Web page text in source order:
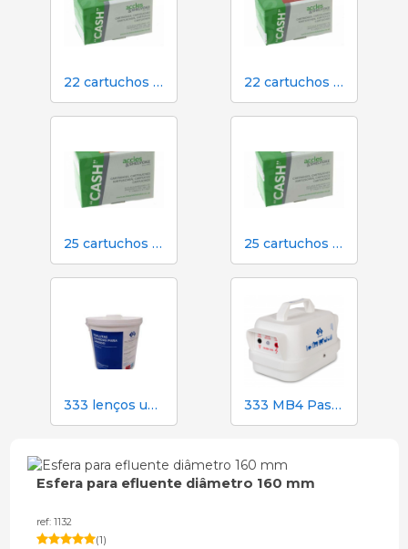
22 cartuchos verdes calibre para atordoamento em dinheiro no matadouro 22 cartuchos vermelhos calibre para atordoamento em dinheiro em matadouro
25 cartuchos laranja calibre para atordoamento em dinheiro em matadouro 25 cartuchos verdes calibre para atordoamento em dinheiro no matadouro
333 lenços umedecidos para porcas durante a inseminação 333 MB4 Pastor elétrico alimentado por bateria para cães e cavalos
Esfera para efluente diâmetro 160 mm
ref: 1132
(1)